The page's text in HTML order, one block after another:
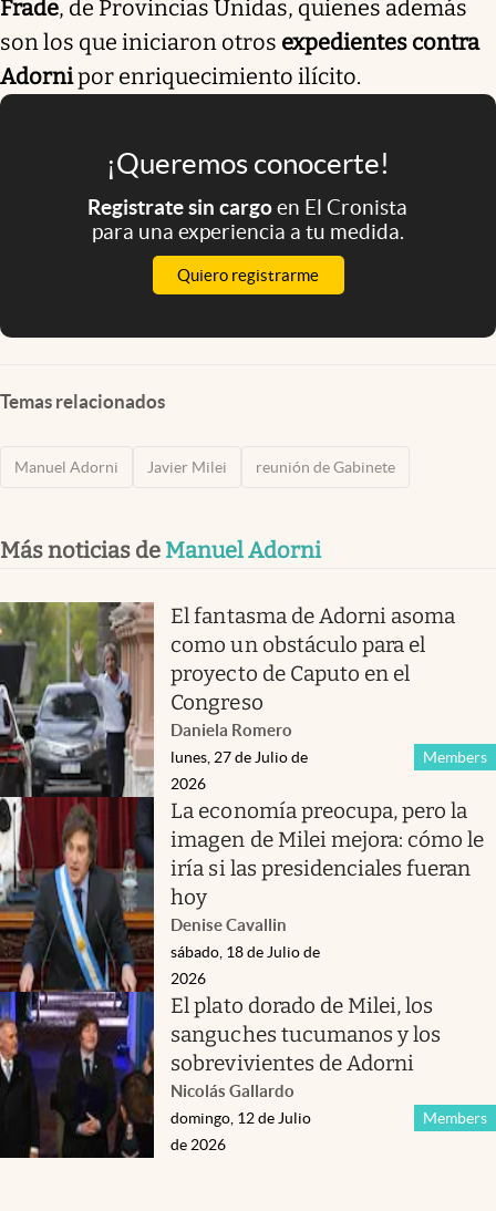
Frade, de Provincias Unidas, quienes además
son los que iniciaron otros expedientes contra
Adornipor enriquecimiento ilícito.
¡Queremos conocerte!
Registrate sin cargoen El Cronista
para una experiencia a tu medida.
Quiero registrarme
Temas relacionados
Manuel Adorni Javier Milei reunión de Gabinete
Más noticias de Manuel Adorni
El fantasma de Adorni asoma
como un obstáculo para el
proyecto de Caputo en el
Congreso
Daniela Romero
Members
lunes, 27 de Julio de
2026
La economía preocupa, pero la
imagen de Milei mejora: cómo le
iría si las presidenciales fueran
hoy
Denise Cavallin
sábado, 18 de Julio de
2026
El plato dorado de Milei, los
sanguches tucumanos y los
sobrevivientes de Adorni
Nicolás Gallardo
Members
domingo, 12 de Julio
de 2026